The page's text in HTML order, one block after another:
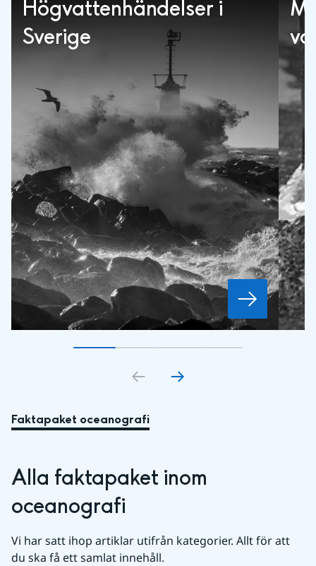
Högvattenhändelser i
Sverige
Gå till bildkort1
Gå till bildkort2
Gå till bildkort3
Gå till bildkort
Faktapaket oceanografi
Alla faktapaket inom
oceanografi
Vi har satt ihop artiklar utifrån kategorier. Allt för att
du ska få ett samlat innehåll.